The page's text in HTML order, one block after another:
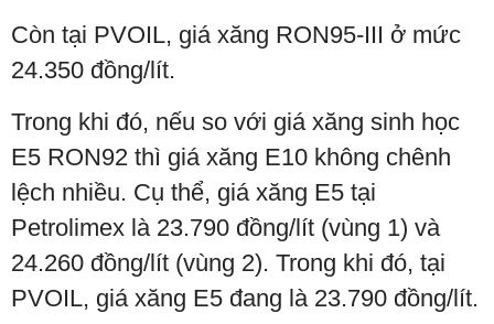
Còn tại PVOIL, giá xăng RON95-III ở mức
24.350 đồng/lít.
Trong khi đó, nếu so với giá xăng sinh học
E5 RON92 thì giá xăng E10 không chênh
lệch nhiều. Cụ thể, giá xăng E5 tại
Petrolimex là 23.790 đồng/lít (vùng 1) và
24.260 đồng/lít (vùng 2). Trong khi đó, tại
PVOIL, giá xăng E5 đang là 23.790 đồng/lít.